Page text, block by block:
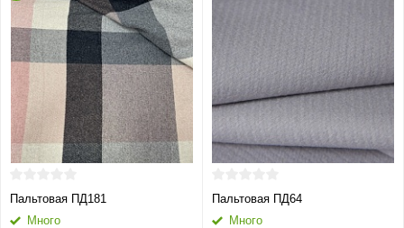
Пальтовая ПД181
Много
Пальтовая ПД64
Много